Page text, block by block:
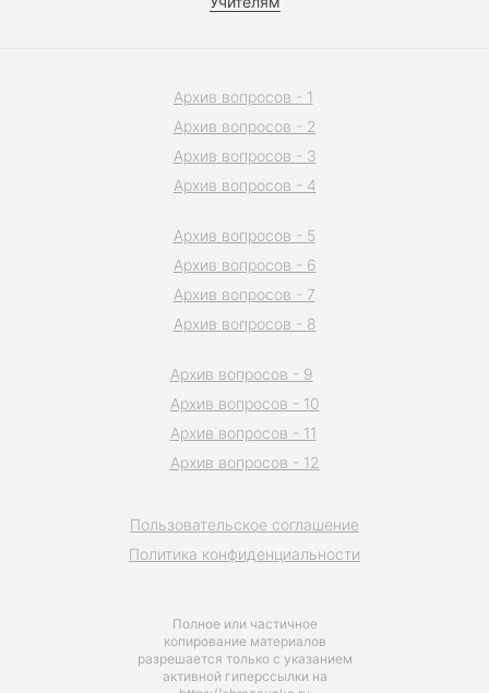
Полное или частичное
копирование материалов
разрешается только с указанием
активной гиперссылки на
Пользовательское соглашение
Политика конфиденциальности
Архив вопросов - 1
Архив вопросов - 2
Архив вопросов - 3
Архив вопросов - 4
Архив вопросов - 5
Архив вопросов - 6
Архив вопросов - 7
Архив вопросов - 8
Архив вопросов - 9
Архив вопросов - 10
Архив вопросов - 11
Архив вопросов - 12